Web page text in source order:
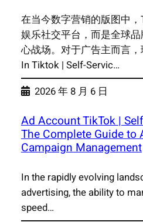
在当今数字营销的版图中
娱乐社交平台，而是全球
心战场。对于广告主而言
In Tiktok | Self-Servic…
2026 年 8 月 6 日
Ad Account TikTok |
The Complete Guide to
Campaign Management
In the rapidly evolving
advertising, the ability to
speed…